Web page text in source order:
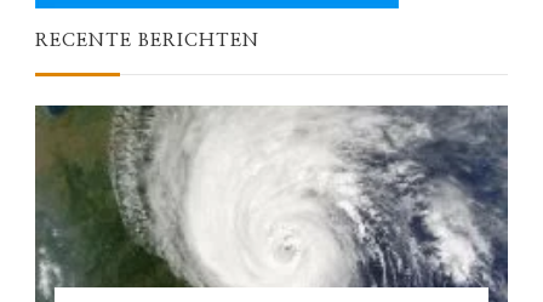
RECENTE BERICHTEN